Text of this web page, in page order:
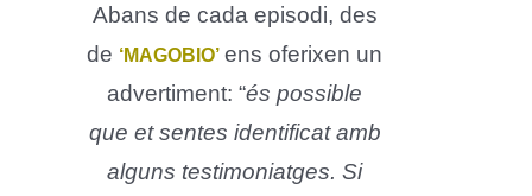
Abans de cada episodi, des
de ‘MAGOBIO’ ens oferixen un
advertiment: “és possible
que et sentes identificat amb
alguns testimoniatges. Si